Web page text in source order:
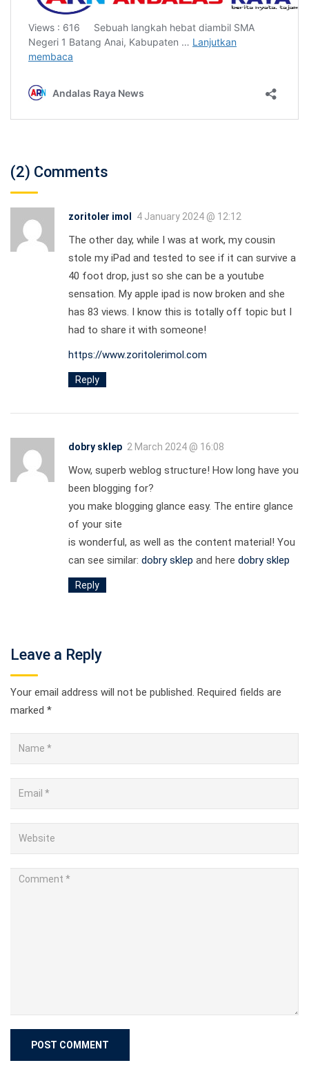
(2) Comments
zoritoler imol 4 January 2024 @ 12:12
The other day, while I was at work, my cousin
stole my iPad and tested to see if it can survive a
40 foot drop, just so she can be a youtube
sensation. My apple ipad is now broken and she
has 83 views. I know this is totally off topic but I
had to share it with someone!
https://www.zoritolerimol.com
Reply
dobry sklep 2 March 2024 @ 16:08
Wow, superb weblog structure! How long have you
been blogging for?
you make blogging glance easy. The entire glance
of your site
is wonderful, as well as the content material! You
can see similar: dobry sklep and here dobry sklep
Reply
Leave a Reply
Your email address will not be published. Required fields are
marked *